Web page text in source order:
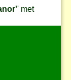
' met